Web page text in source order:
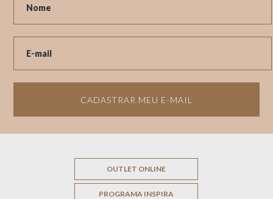
CADASTRAR MEU E-MAIL
OUTLET ONLINE
PROGRAMA INSPIRA